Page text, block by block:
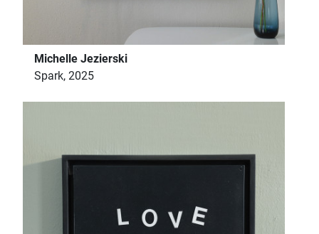
Michelle Jezierski
Spark, 2025